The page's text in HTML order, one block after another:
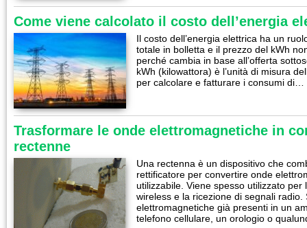
Come viene calcolato il costo dell’energia
Il costo dell’energia elettrica ha un
totale in bolletta e il prezzo del kWh
perché cambia in base all’offerta
kWh (kilowattora) è l’unità di misura
per calcolare e fatturare i consumi di…
Trasformare le onde elettromagnetiche in
rectenne
Una rectenna è un dispositivo che
rettificatore per convertire onde
utilizzabile. Viene spesso utilizzato per
wireless e la ricezione di segnali radio.
elettromagnetiche già presenti in un
telefono cellulare, un orologio o